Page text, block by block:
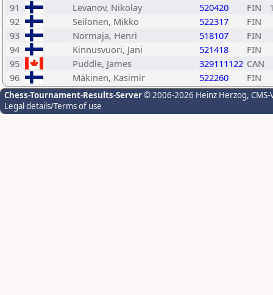
91
Levanov, Nikolay 520420 FIN
92
Seilonen, Mikko 522317
FIN
93
Normaja, Henri 518107
FIN
94
Kinnusvuori, Jani 521418
FIN
95
Puddle, James 329111122 CAN
96
Mäkinen, Kasimir 522260 FIN
Chess-Tournament-Results-Server© 2006-2026 Heinz Herzog,
Legal details/Terms of use